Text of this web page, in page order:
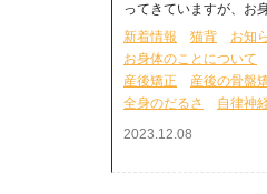
ってきていますが、お
新着情報
猫背 お知
お身体のことについて
産後矯正
産後の骨盤
全身のだるさ
自律神
2023.12.08